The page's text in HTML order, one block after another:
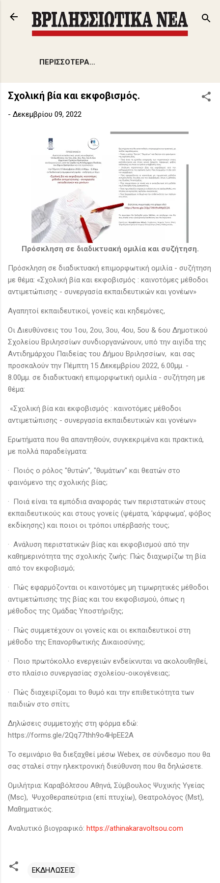
Μετάβαση στο κύριο περιεχόμενο
ΠΕΡΙΣΣΌΤΕΡΑ…
Σχολική βία και εκφοβισμός.
- Δεκεμβρίου 09, 2022
Πρόσκληση σε διαδικτυακή ομιλία και συζήτηση.
Πρόσκληση σε διαδικτυακή επιμορφωτική ομιλία - συζήτηση
με θέμα: «Σχολική βία και εκφοβισμός : καινοτόμες μέθοδοι
αντιμετώπισης - συνεργασία εκπαιδευτικών και γονέων»
Αγαπητοί εκπαιδευτικοί, γονείς και κηδεμόνες,
Οι Διευθύνσεις του 1ου, 2ου, 3ου, 4ου, 5ου & 6ου Δημοτικού
Σχολείου Βριλησσίων συνδιοργανώνουν, υπό την αιγίδα της
Αντιδημάρχου Παιδείας του Δήμου Βριλησσίων, και σας
προσκαλούν την Πέμπτη 15 Δεκεμβρίου 2022, 6.00μμ. -
8.00μμ. σε διαδικτυακή επιμορφωτική ομιλία - συζήτηση με
θέμα:
«Σχολική βία και εκφοβισμός : καινοτόμες μέθοδοι
αντιμετώπισης - συνεργασία εκπαιδευτικών και γονέων»
Ερωτήματα που θα απαντηθούν, συγκεκριμένα και πρακτικά,
με πολλά παραδείγματα:
· Ποιός ο ρόλος "θυτών", "θυμάτων" και θεατών στο
φαινόμενο της σχολικής βίας;
· Ποιά είναι τα εμπόδια αναφοράς των περιστατικών στους
εκπαιδευτικούς και στους γονείς (ψέματα, 'κάρφωμα', φόβος
εκδίκησης) και ποιοι οι τρόποι υπέρβασής τους;
· Ανάλυση περιστατικών βίας και εκφοβισμού από την
καθημερινότητα της σχολικής ζωής: Πώς διαχωρίζω τη βία
από τον εκφοβισμό;
· Πώς εφαρμόζονται οι καινοτόμες μη τιμωρητικές μέθοδοι
αντιμετώπισης της βίας και του εκφοβισμού, όπως η
μέθοδος της Ομάδας Υποστήριξης;
· Πώς συμμετέχουν οι γονείς και οι εκπαιδευτικοί στη
μέθοδο της Επανορθωτικής Δικαιοσύνης;
· Ποιο πρωτόκολλο ενεργειών ενδείκνυται να ακολουθηθεί,
στο πλαίσιο συνεργασίας σχολείου-οικογένειας;
· Πώς διαχειρίζομαι το θυμό και την επιθετικότητα των
παιδιών στο σπίτι;
Δηλώσεις συμμετοχής στη φόρμα εδώ:
https://forms.gle/2Qq77thh9o4HpEE2A
Το σεμινάριο θα διεξαχθεί μέσω Webex, σε σύνδεσμο που θα
σας σταλεί στην ηλεκτρονική διεύθυνση που θα δηλώσετε.
Ομιλήτρια: Καραβόλτσου Αθηνά, Σύμβουλος Ψυχικής Υγείας
(Μsc), Ψυχοθεραπεύτρια (επί πτυχίω), Θεατρολόγος (Μst),
Μαθηματικός.
Αναλυτικό βιογραφικό: https://athinakaravoltsou.com
ΕΚΔΗΛΩΣΕΙΣ